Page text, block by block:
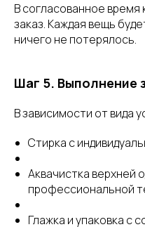
В согласованное время
заказ. Каждая вещь
ничего не потерялось.
Шаг 5. Выполнение
В зависимости от вида
Стирка с
Аквачистка верхней
профессиональной
Глажка и упаковка с